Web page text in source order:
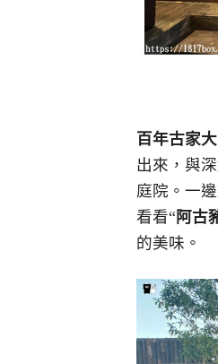
百年古家
出來，與
庭院。一
看看“阿古
的美味。